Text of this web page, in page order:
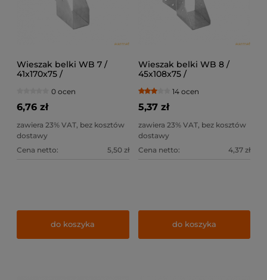
Wieszak belki WB 7 /
41x170x75 /
0 ocen
6,76 zł
zawiera 23% VAT, bez kosztów
dostawy
Cena netto:
5,50 zł
do koszyka
Wieszak belki WB 8 /
45x108x75 /
14 ocen
5,37 zł
zawiera 23% VAT, bez kosztów
dostawy
Cena netto:
4,37 zł
do koszyka